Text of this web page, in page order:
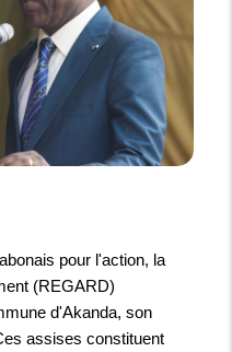
pour l'action, la
(REGARD)
d'Akanda, son
assises constituent